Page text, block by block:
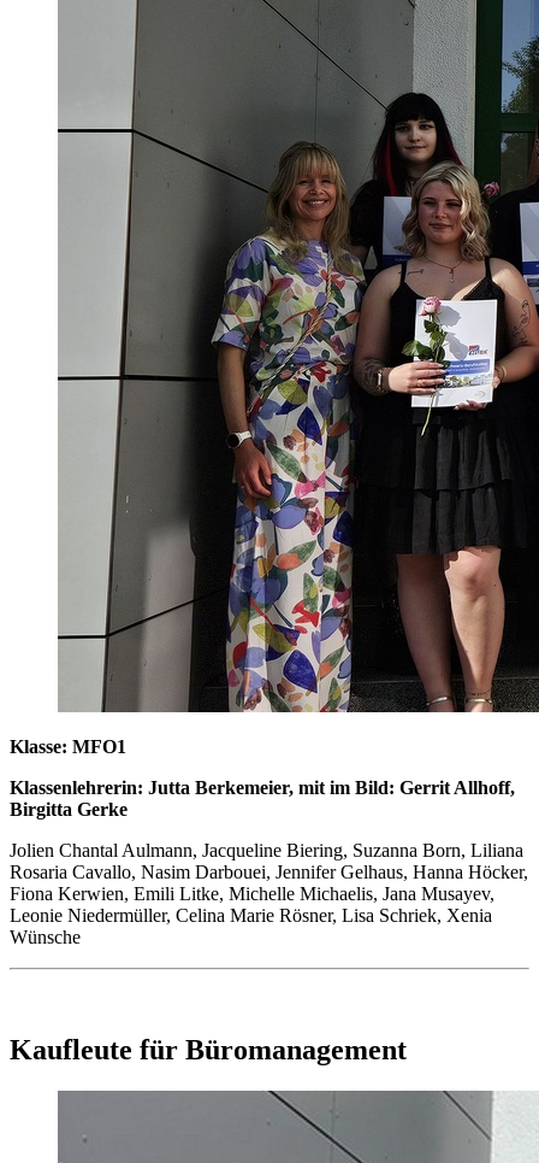
Klasse: MFO1
Klassenlehrerin: Jutta Berkemeier, mit im Bild: Gerrit Allhoff,
Birgitta Gerke
Jolien Chantal Aulmann, Jacqueline Biering, Suzanna Born, Liliana
Rosaria Cavallo, Nasim Darbouei, Jennifer Gelhaus, Hanna Höcker,
Fiona Kerwien, Emili Litke, Michelle Michaelis, Jana Musayev,
Leonie Niedermüller, Celina Marie Rösner, Lisa Schriek, Xenia
Wünsche
Kaufleute für Büromanagement